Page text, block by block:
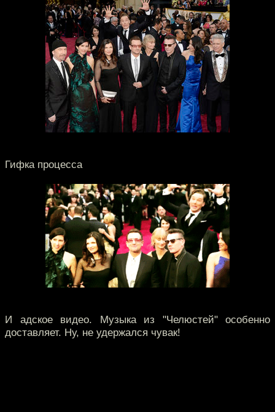
Гифка процесса
И адское видео. Музыка из "Челюстей" особенно
доставляет. Ну, не удержался чувак!